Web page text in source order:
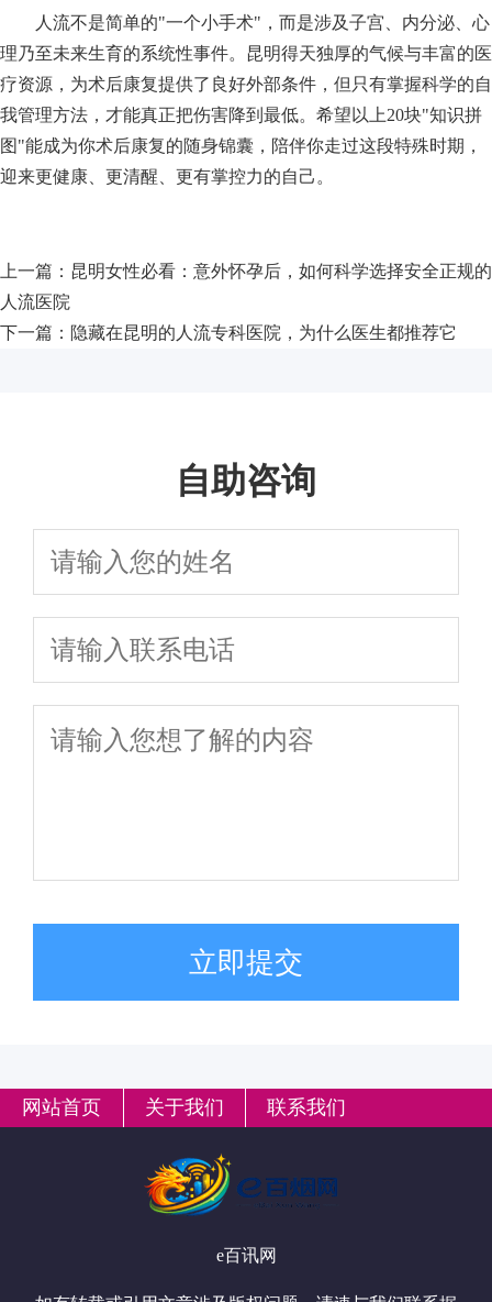
人流不是简单的"一个小手术"，而是涉及子宫、内分泌、心
理乃至未来生育的系统性事件。昆明得天独厚的气候与丰富的医
疗资源，为术后康复提供了良好外部条件，但只有掌握科学的自
我管理方法，才能真正把伤害降到最低。希望以上20块"知识拼
图"能成为你术后康复的随身锦囊，陪伴你走过这段特殊时期，
迎来更健康、更清醒、更有掌控力的自己。
上一篇： 昆明女性必看：意外怀孕后，如何科学选择安全正规的
人流医院
下一篇： 隐藏在昆明的人流专科医院，为什么医生都推荐它
自助咨询
立即提交
网站首页 关于我们 联系我们
e百讯网